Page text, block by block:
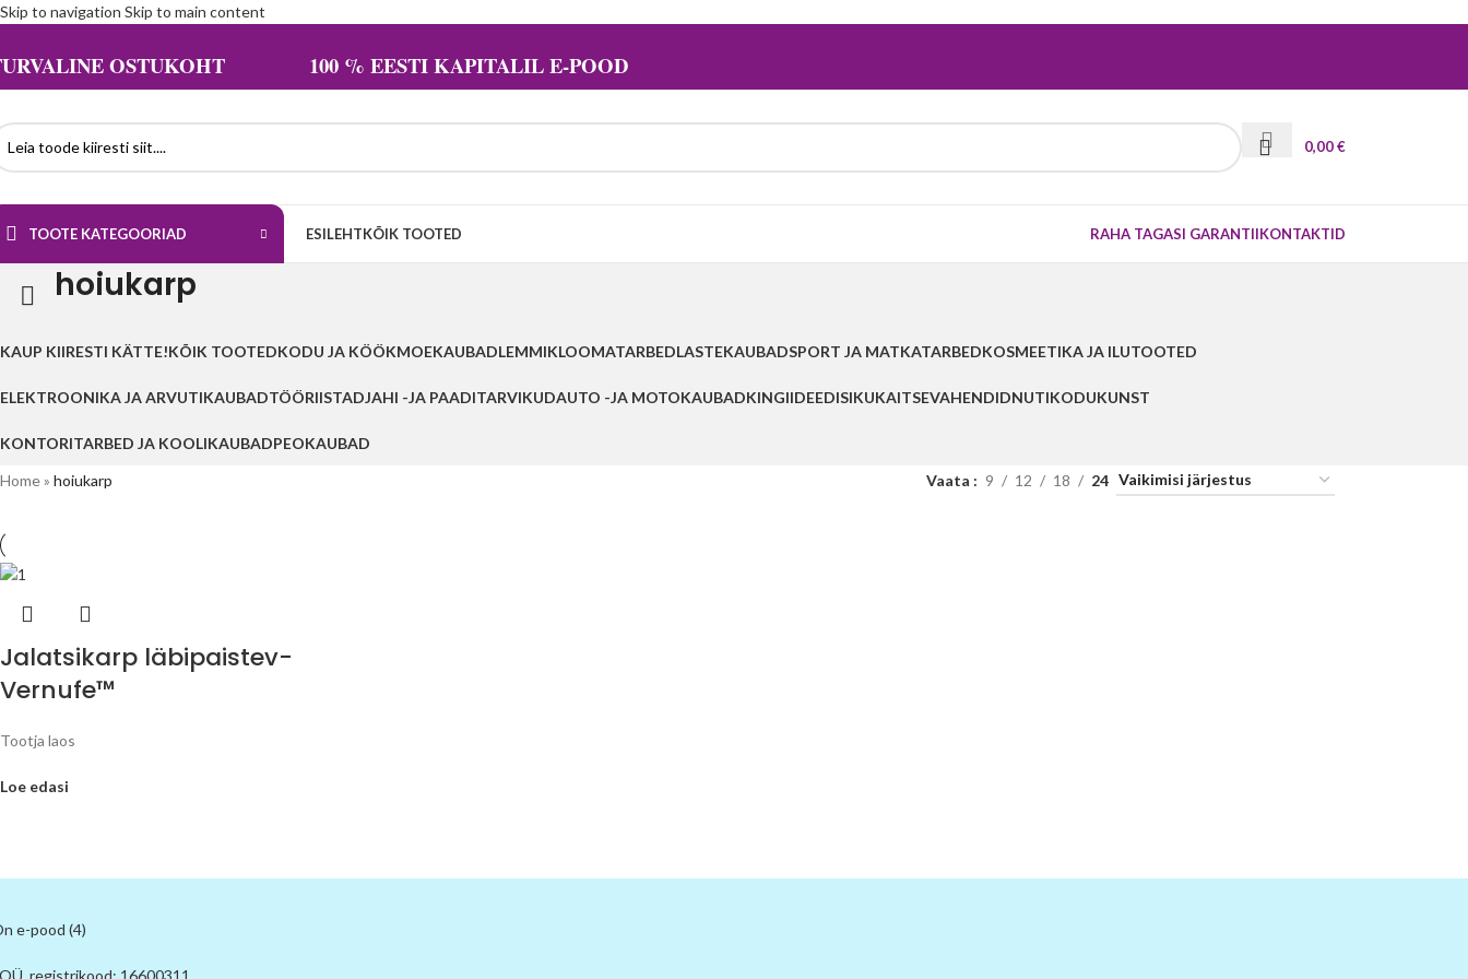
Skip to navigation Skip to main content
OSTUKOHT 100 % EESTI KAPITALIL E-POOD
0,00€
TOOTE KATEGOORIAD ESILEHTKÕIK TOOTED RAHA TAGASI GARANTIIKONTAKTID
hoiukarp
KAUP KIIRESTI KÄTTE!KÕIK TOOTEDKODU JA KÖÖKMOEKAUBADLEMMIKLOOMATARBEDLASTEKAUBADSPORT JA MATKATARBEDKOSMEETIKA JA ILUTOOTED
ELEKTROONIKA JA ARVUTIKAUBADTÖÖRIISTADJAHI -JA PAADITARVIKUDAUTO -JA MOTOKAUBADKINGIIDEEDISIKUKAITSEVAHENDIDNUTIKODUKUNST
KONTORITARBED JA KOOLIKAUBADPEOKAUBAD
Home» hoiukarp Vaata 9 12 18 24
Jalatsikarp läbipaistev-
Vernufe™
Tootja laos
Loe edasi
registrikood: 16600311